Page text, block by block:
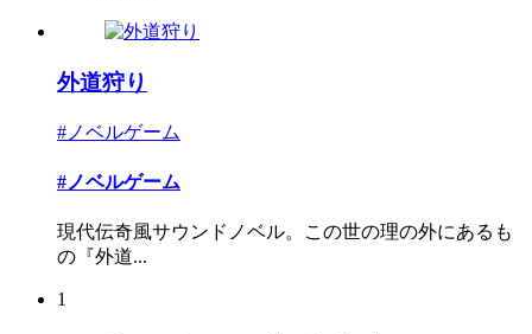
外道狩り
#ノベルゲーム
#ノベルゲーム
現代伝奇風サウンドノベル。この世の理の外にあるも
の『外道...
1